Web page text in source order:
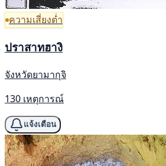
ความเสี่ยงต่ำ
ปราสาทฮางิ
จังหวัดยามากุจิ
130 เหตุการณ์
แจ้งเตือน